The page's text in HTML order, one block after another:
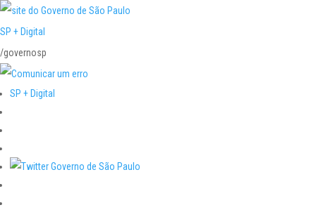
SP + Digital
/governosp
SP + Digital